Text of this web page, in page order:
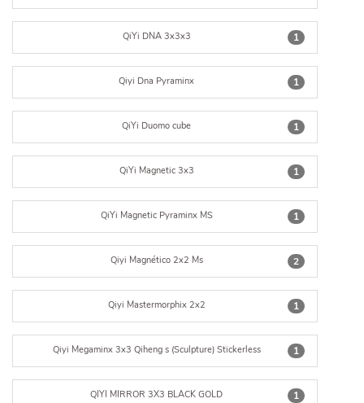
1
QiYi DNA 3x3x3
1
Qiyi Dna Pyraminx
1
QiYi Duomo cube
1
QiYi Magnetic 3x3
1
QiYi Magnetic Pyraminx MS
2
Qiyi Magnético 2x2 Ms
1
Qiyi Mastermorphix 2x2
1
Qiyi Megaminx 3x3 Qiheng s (Sculpture) Stickerless
1
QIYI MIRROR 3X3 BLACK GOLD